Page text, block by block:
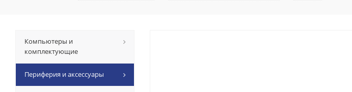
Компьютеры и
комплектующие
Периферия и аксессуары